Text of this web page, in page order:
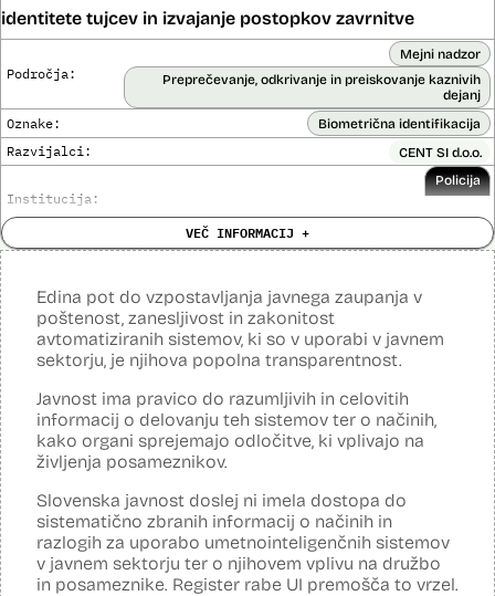
identitete tujcev in izvajanje postopkov zavrnitve
Področja:
Mejni nadzor
Preprečevanje, odkrivanje in preiskovanje kaznivih
dejanj
Oznake: Biometrična identifikacija
Razvijalci: CENT SI d.o.o.
Institucija:
Policija
Cena: 136.701,00 € z DDV
Analiza učinka na osebne podatke opravljena:
Posodobljeno: 3. december 2024
S pomočjo sistema policija ugotavlja identiteto in registrira ilegalne
zavrnitve vstopa. S sistemom zajemajo izjave tujcev, njihove listine,
obrazne fotografije v času postopka ter prstne odtise. Sistem
podatke preverja v bazah podatkov policije (evidence prekrškov in
evidence dogodkov), evidenci iskanih oseb, Schengenskem
informacijskem sistemu, Vizumskem informacijskem sistemu in bazah
S sistemom AFIS (Automated Fingerprint Identification System /
Sistem za avtomatizirano identifikacijo prstnih odtisov), ki temelji na
uporabi algoritmov za izdelavo in iskanje biometričnih razpoznavnih
znakov, je omogočena primerjava in iskanje prstnih odtisov.
VEČ INFORMACIJ +
Edina pot do vzpostavljanja javnega zaupanja v
poštenost, zanesljivost in zakonitost
avtomatiziranih sistemov, ki so v uporabi v javnem
sektorju, je njihova popolna transparentnost.
Javnost ima pravico do razumljivih in celovitih
informacij o delovanju teh sistemov ter o načinih,
kako organi sprejemajo odločitve, ki vplivajo na
življenja posameznikov.
Slovenska javnost doslej ni imela dostopa do
sistematično zbranih informacij o načinih in
razlogih za uporabo umetnointeligenčnih sistemov
v javnem sektorju ter o njihovem vplivu na družbo
in posameznike. Register rabe UI premošča to vrzel.